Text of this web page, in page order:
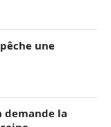
une
demande la